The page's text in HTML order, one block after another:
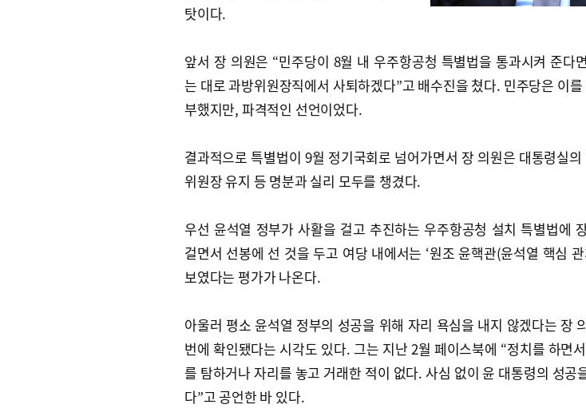
탓이다.
앞서 장 의원은 “민주당이 8월 내 우주항공청 특별법을 통과시켜 준다
는 대로 과방위원장직에서 사퇴하겠다”고 배수진을 쳤다. 민주당은 이를
부했지만, 파격적인 선언이었다.
결과적으로 특별법이 9월 정기국회로 넘어가면서 장 의원은 대통령실의
위원장 유지 등 명분과 실리 모두를 챙겼다.
우선 윤석열 정부가 사활을 걸고 추진하는 우주항공청 설치 특별법에
걸면서 선봉에 선 것을 두고 여당 내에서는 ‘원조 윤핵관(윤석열 핵심
보였다는 평가가 나온다.
아울러 평소 윤석열 정부의 성공을 위해 자리 욕심을 내지 않겠다는 장
번에 확인됐다는 시각도 있다. 그는 지난 2월 페이스북에 “정치를 하면
를 탐하거나 자리를 놓고 거래한 적이 없다. 사심 없이 윤 대통령의 성공
다”고 공언한 바 있다.